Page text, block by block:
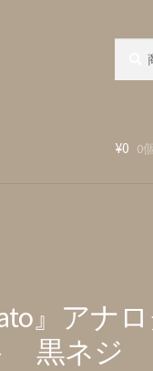
¥0 0
』アナ
黒ネジ